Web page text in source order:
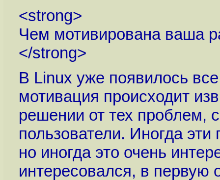
<strong>
Чем мотивирована ваша
</strong>
В Linux уже появилось
мотивация происходит
решении от тех проблем,
пользователи. Иногда
но иногда это очень
интересовался, в